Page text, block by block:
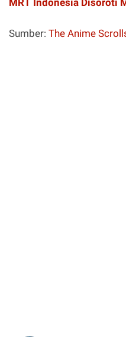
MRT Indonesia Disoroti
Sumber: The Anime